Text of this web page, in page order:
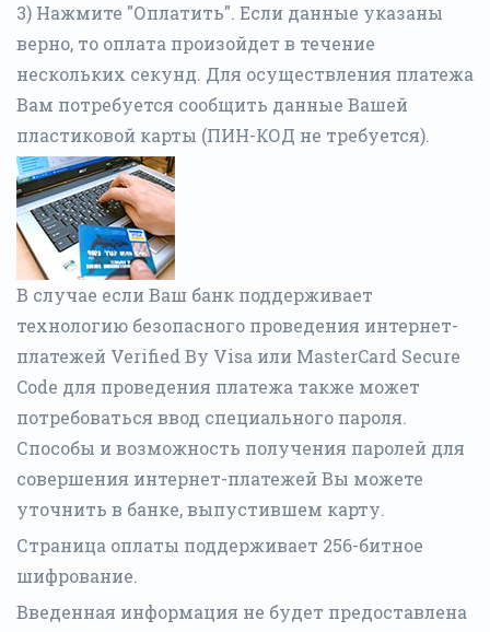
3) Нажмите "Оплатить". Если данные указаны
верно, то оплата произойдет в течение
нескольких секунд. Для осуществления платежа
Вам потребуется сообщить данные Вашей
пластиковой карты (ПИН-КОД не требуется).
В случае если Ваш банк поддерживает
технологию безопасного проведения интернет-
платежей Verified By Visa или MasterCard Secure
Code для проведения платежа также может
потребоваться ввод специального пароля.
Способы и возможность получения паролей для
совершения интернет-платежей Вы можете
уточнить в банке, выпустившем карту.
Страница оплаты поддерживает 256-битное
шифрование.
Введенная информация не будет предоставлена